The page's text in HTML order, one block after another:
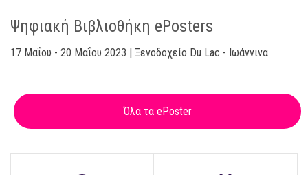
Ψηφιακή Βιβλιοθήκη ePosters
17 Μαΐου - 20 Μαΐου 2023 | Ξενοδοχείο Du Lac - Ιωάννινα
Όλα τα ePoster